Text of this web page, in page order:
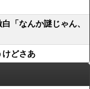
「なんか謎じゃん、
けどさあ